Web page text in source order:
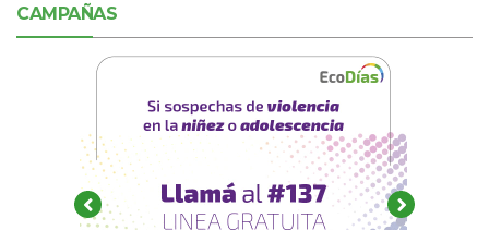
CAMPAÑAS